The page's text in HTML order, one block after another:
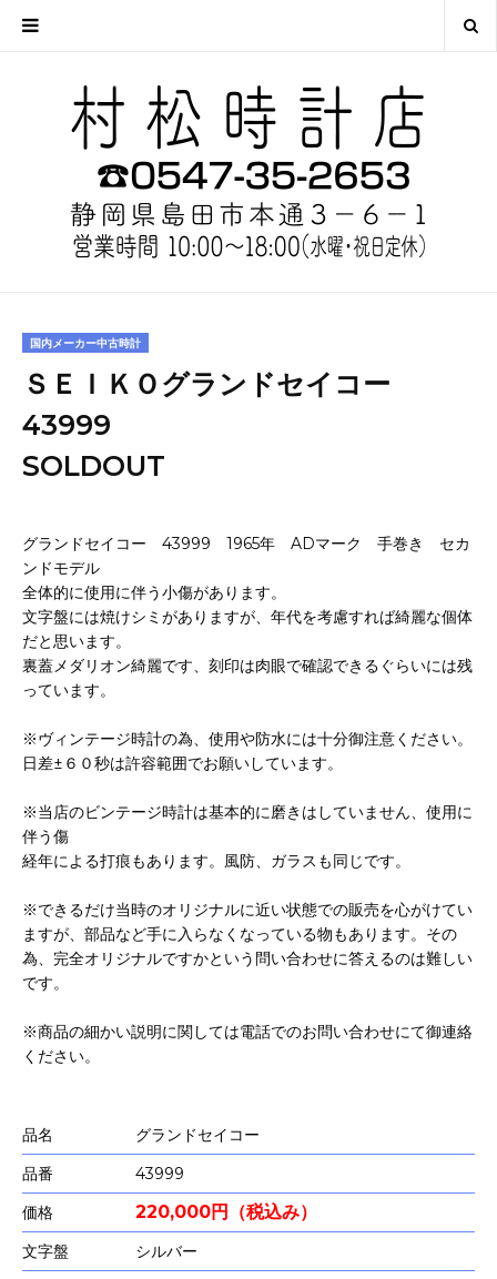
国内メーカー中古時計
ＳＥＩＫＯグランドセイコー
43999
SOLDOUT
グランドセイコー 43999 1965年 ADマーク 手巻き セカ
ンドモデル
全体的に使用に伴う小傷があります。
文字盤には焼けシミがありますが、年代を考慮すれば綺麗な個体
だと思います。
裏蓋メダリオン綺麗です、刻印は肉眼で確認できるぐらいには残
っています。
※ヴィンテージ時計の為、使用や防水には十分御注意ください。
日差±６０秒は許容範囲でお願いしています。
※当店のビンテージ時計は基本的に磨きはしていません、使用に
伴う傷
経年による打痕もあります。風防、ガラスも同じです。
※できるだけ当時のオリジナルに近い状態での販売を心がけてい
ますが、部品など手に入らなくなっている物もあります。その
為、完全オリジナルですかという問い合わせに答えるのは難しい
です。
※商品の細かい説明に関しては電話でのお問い合わせにて御連絡
ください。
品名
グランドセイコー
品番
43999
価格
220,000円（税込み）
文字盤
シルバー